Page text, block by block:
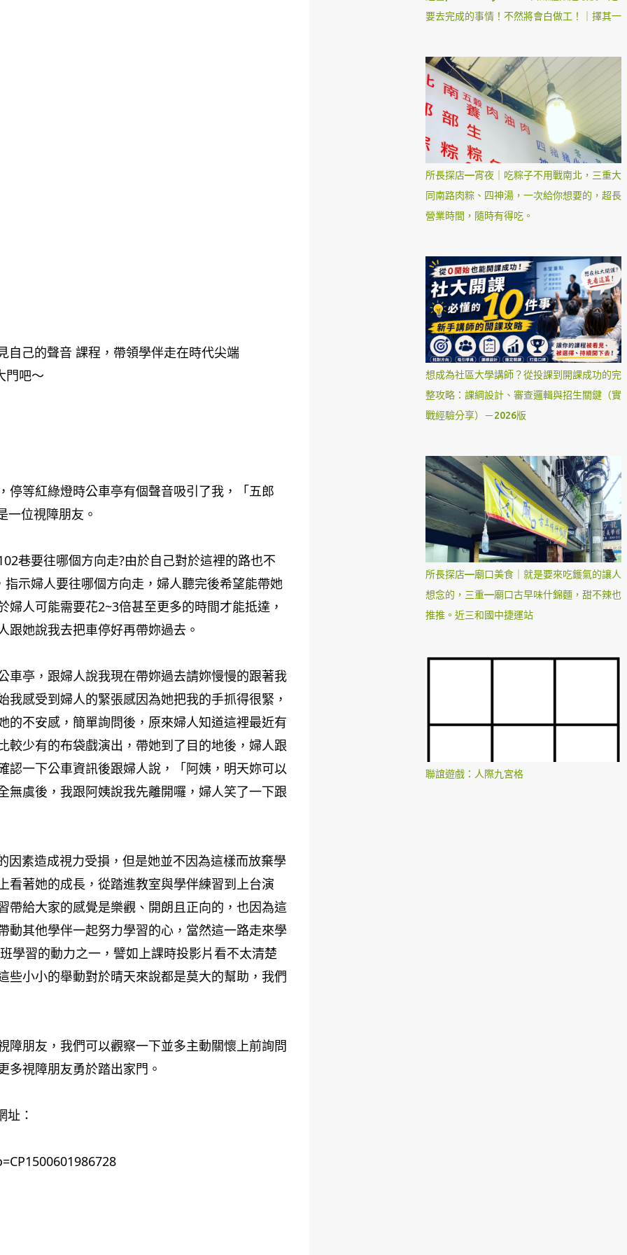
自己的聲音 課程，帶領學伴走在時代尖端
門吧～
停等紅綠燈時公車亭有個聲音吸引了我，「五郎
一位視障朋友。
巷要往哪個方向走?由於自己對於這裡的路也不
示婦人要往哪個方向走，婦人聽完後希望能帶她
人可能需要花2~3倍甚至更多的時間才能抵達，
她說我去把車停好再帶妳過去。
車亭，跟婦人說我現在帶妳過去請妳慢慢的跟著我
感受到婦人的緊張感因為她把我的手抓得很緊，
不安感，簡單詢問後，原來婦人知道這裡最近有
少有的布袋戲演出，帶她到了目的地後，婦人跟
一下公車資訊後跟婦人說，「阿姨，明天妳可以
虞後，我跟阿姨說我先離開囉，婦人笑了一下跟
因素造成視力受損，但是她並不因為這樣而放棄學
看著她的成長，從踏進教室與學伴練習到上台演
帶給大家的感覺是樂觀、開朗且正向的，也因為這
其他學伴一起努力學習的心，當然這一路走來學
學習的動力之一，譬如上課時投影片看不太清楚
小小的舉動對於晴天來說都是莫大的幫助，我們
朋友，我們可以觀察一下並多主動關懷上前詢問
多視障朋友勇於踏出家門。
：
要去完成的事情！不然將會白做工！｜擇其一
所長探店—宵夜｜吃粽子不用戰南北，三重大
同南路肉粽、四神湯，一次給你想要的，超長
營業時間，隨時有得吃。
想成為社區大學講師？從投課到開課成功的完
整攻略：課綱設計、審查邏輯與招生關鍵（實
戰經驗分享）－2026版
所長探店—廟口美食｜就是要來吃鑊氣的讓人
想念的，三重—廟口古早味什錦麵，甜不辣也
推推。近三和國中捷運站
聯誼遊戲：人際九宮格